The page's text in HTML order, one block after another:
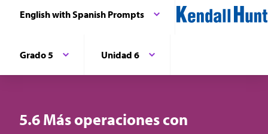
English with Spanish Prompts
Grado 5 Unidad 6
5.6 Más operaciones con